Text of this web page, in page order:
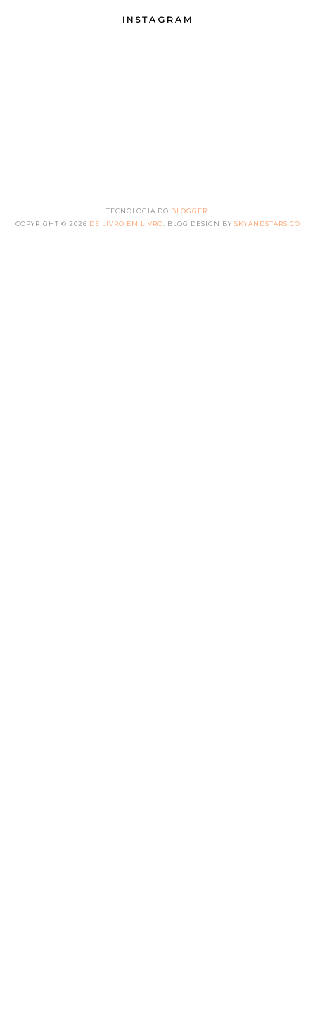
INSTAGRAM
TECNOLOGIA DO BLOGGER
COPYRIGHT © 2026 DE LIVRO EM LIVRO . BLOG DESIGN BY SKYANDSTARS.CO